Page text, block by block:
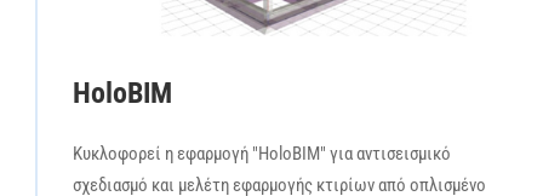
HoloBIM
Κυκλοφορεί η εφαρμογή "HoloBIM" για αντισεισμικό
σχεδιασμό και μελέτη εφαρμογής κτιρίων από οπλισμένο